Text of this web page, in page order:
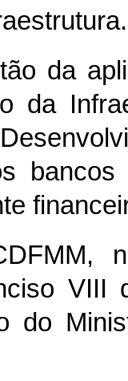
da
da
bancos
VIII
do